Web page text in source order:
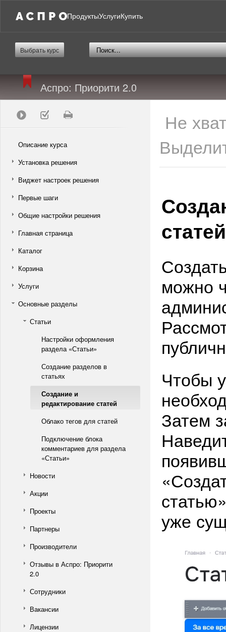
ПродуктыУслугиКупить
Выбрать курс
Аспро: Приорити 2.0
Описание курса
Установка решения
Виджет настроек решения
Первые шаги
Общие настройки решения
Главная страница
Каталог
Корзина
Услуги
Основные разделы
Статьи
Настройки оформления
раздела «Статьи»
Создание разделов в
статьях
Создание и
редактирование статей
Облако тегов для статей
Подключение блока
комментариев для раздела
«Статьи»
Новости
Акции
Проекты
Партнеры
Производители
Отзывы в Аспро: Приорити
2.0
Сотрудники
Вакансии
Лицензии
Не
статей
можно
Чтобы
Затем
уже